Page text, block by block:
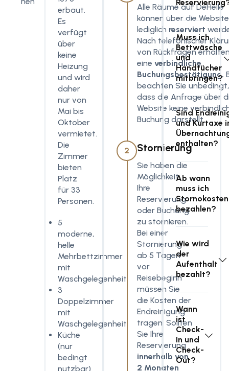
erbaut.
Es
verfügt
über
keine
Heizung
und wird
daher
nur von
Mai bis
Oktober
vermietet.
Die
Zimmer
bieten
Platz
für 33
Personen.
5
moderne,
helle
Mehrbettzimmer
mit
Waschgelegenheit
3
Doppelzimmer
mit
Waschgelegenheit
Küche
(nur
bedingt
nutzbar)
Alle Räume auf DeHelle
können über die Website
lediglich reserviert
Nach telefonischer
von Rückfragen
eineverbindliche
Buchungsbestätigung.
beachten Sie unbedingt,
dass die Anfrage über
Website keine
Buchung darstellt.
2 Stornierung
Sie haben die
Möglichkeit,
Ihre
Reservierung
oder Buchung
zu stornieren.
Bei einer
Stornierung
ab 5 Tagen
vor
Reisebeginn
müssen Sie
die Kosten der
Endreinigung
tragen. Sollten
Sie Ihre
Reservierung
innerhalb von
2 Monaten
Muss ich
Bettwäsche
und
Handtücher
mitbringen?
Sind
und Kurtaxe
enthalten?
Ab wann
muss ich
Stornokosten
bezahlen?
Wie wird
der
Aufenthalt
bezahlt?
Wann
ist
Check-
In und
Check-
Out?